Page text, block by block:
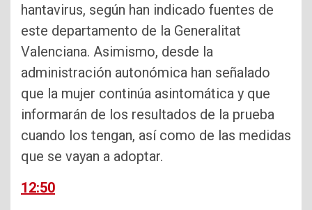
hantavirus, según han indicado fuentes de
este departamento de la Generalitat
Valenciana. Asimismo, desde la
administración autonómica han señalado
que la mujer continúa asintomática y que
informarán de los resultados de la prueba
cuando los tengan, así como de las medidas
que se vayan a adoptar.
12:50